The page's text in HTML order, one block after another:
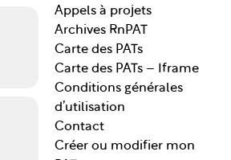
Appels à projets
Archives RnPAT
Carte des PATs
Carte des PATs – Iframe
Conditions générales
d’utilisation
Contact
Créer ou modifier mon